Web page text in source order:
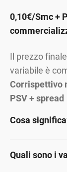
0,10€/Smc +
Il prezzo
variabile è
Corrispettivo
PSV + spread
Cosa
Quali sono i